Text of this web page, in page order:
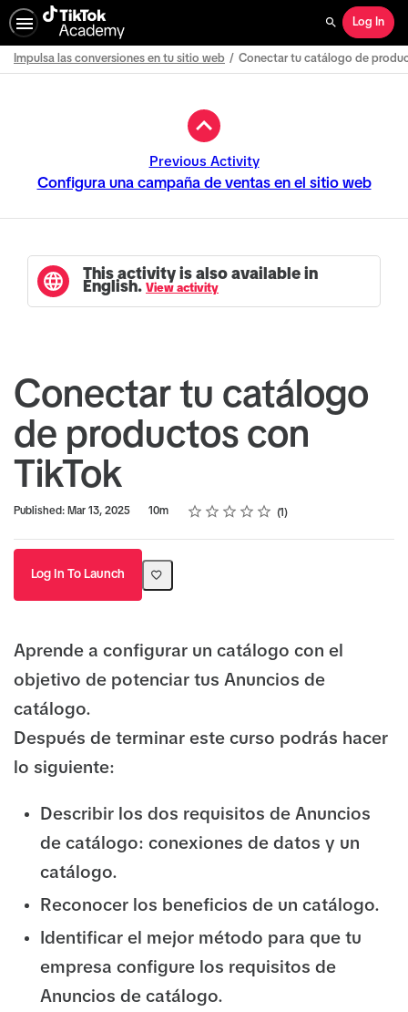
Search
Log In
Impulsa las conversiones en tu sitio web Conectar tu catálogo de
Previous Activity
Configura una campaña de ventas en el sitio web
This activity is also available in
English. View activity
Conectar tu catálogo
de productos con
TikTok
Published: Mar 13, 2025
Duration 10m Rating
1 star
2 stars
3 stars
4 stars
5 stars
Average rating: 5.0 1
1 review
Log In To Launch
Aprende a configurar un catálogo con el
objetivo de potenciar tus Anuncios de
catálogo.
Después de terminar este curso podrás hacer
lo siguiente:
Describir los dos requisitos de Anuncios
de catálogo: conexiones de datos y un
catálogo.
Reconocer los beneficios de un catálogo.
Identificar el mejor método para que tu
empresa configure los requisitos de
Anuncios de catálogo.